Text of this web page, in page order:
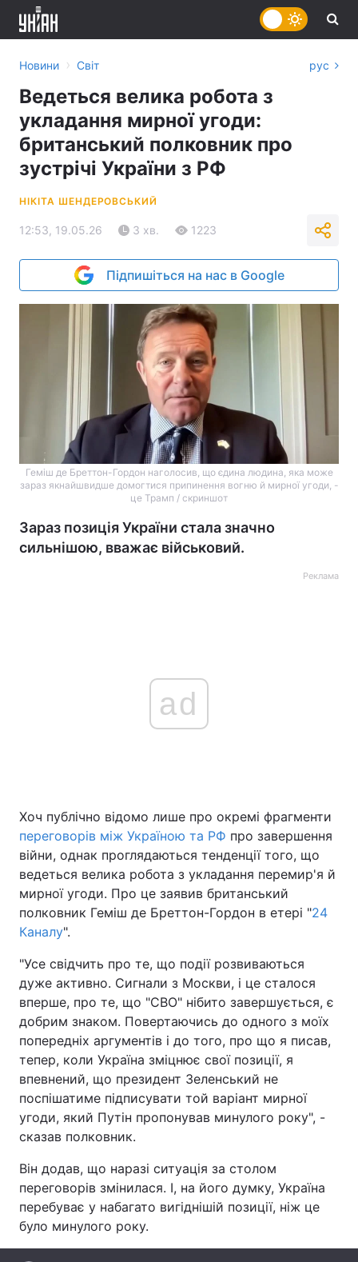
Україна Політика
Економіка Світ
Спорт Наука
Техно і зв'язок
Зброя Інциденти
Туризм
Цікавинки Погода
Екологія Регіони
Лонгріди
Інтерв'ю Думки
Новини › Світ рус
Ведеться велика робота з
укладання мирної угоди:
британський полковник про
зустрічі України з РФ
НІКІТА ШЕНДЕРОВСЬКИЙ
12:53, 19.05.26 3 хв. 1223
Підпишіться на нас в Google
Геміш де Бреттон-Гордон наголосив, що єдина людина, яка може
зараз якнайшвидше домогтися припинення вогню й мирної угоди, -
це Трамп / скриншот
Зараз позиція України стала значно
сильнішою, вважає військовий.
Реклама
ad
Хоч публічно відомо лише про окремі фрагменти
переговорів між Україною та РФ про завершення
війни, однак проглядаються тенденції того, що
ведеться велика робота з укладання перемир'я й
мирної угоди. Про це заявив британський
полковник Геміш де Бреттон-Гордон в етері "24
Каналу".
"Усе свідчить про те, що події розвиваються
дуже активно. Сигнали з Москви, і це сталося
вперше, про те, що "СВО" нібито завершується, є
добрим знаком. Повертаючись до одного з моїх
попередніх аргументів і до того, про що я писав,
тепер, коли Україна зміцнює свої позиції, я
впевнений, що президент Зеленський не
поспішатиме підписувати той варіант мирної
угоди, який Путін пропонував минулого року", -
сказав полковник.
Він додав, що наразі ситуація за столом
переговорів змінилася. І, на його думку, Україна
перебуває у набагато вигіднішій позиції, ніж це
було минулого року.